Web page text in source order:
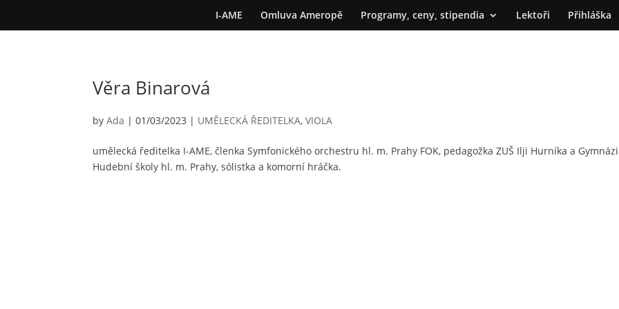
I-AME Omluva Ameropě Programy, ceny, stipendia Lektoři Přihláška
Věra Binarová
byAda |01/03/2023 | UMĚLECKÁ ŘEDITELKA,VIOLA
umělecká ředitelka I-AME, členka Symfonického orchestru hl. m. Prahy FOK, pedagožka ZUŠ Ilji Hurníka a
Hudební školy hl. m. Prahy, sólistka a komorní hráčka.